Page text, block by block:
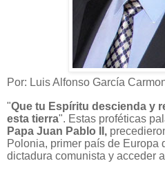
Por: Luis Alfonso García
"Que tu Espíritu descienda y
esta tierra". Estas proféticas
Papa Juan Pablo II,
Polonia, primer país de Europa
dictadura comunista y acceder